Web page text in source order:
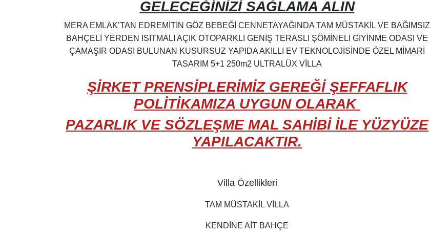
GELECEĞİNİZİ SAĞLAMA ALIN
MERA EMLAK’TAN EDREMİTİN GÖZ BEBEĞİ CENNETAYAĞINDA TAM MÜSTAKİL VE BAĞIMSIZ
BAHÇELİ YERDEN ISITMALI AÇIK OTOPARKLI GENİŞ TERASLI ŞÖMİNELİ GİYİNME ODASI VE
ÇAMAŞIR ODASI BULUNAN KUSURSUZ YAPIDA AKILLI EV TEKNOLOJİSİNDE ÖZEL MİMARİ
TASARIM 5+1 250m2 ULTRALÜX VİLLA
ŞİRKET PRENSİPLERİMİZ GEREĞİ ŞEFFAFLIK
POLİTİKAMIZA UYGUN OLARAK
PAZARLIK VE SÖZLEŞME MAL SAHİBİ İLE YÜZYÜZE
YAPILACAKTIR.
Villa Özellikleri
TAM MÜSTAKİL VİLLA
KENDİNE AİT BAHÇE